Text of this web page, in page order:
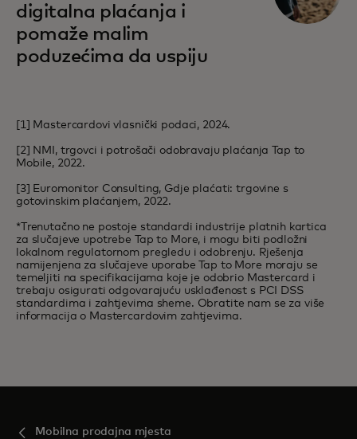
digitalna plaćanja i
pomaže malim
poduzećima da uspiju
[1] Mastercardovi vlasnički podaci, 2024.
[2] NMI, trgovci i potrošači odobravaju plaćanja Tap to
Mobile, 2022.
[3] Euromonitor Consulting, Gdje plaćati: trgovine s
gotovinskim plaćanjem, 2022.
*Trenutačno ne postoje standardi industrije platnih kartica
za slučajeve upotrebe Tap to More, i mogu biti podložni
lokalnom regulatornom pregledu i odobrenju. Rješenja
namijenjena za slučajeve uporabe Tap to More moraju se
temeljiti na specifikacijama koje je odobrio Mastercard i
trebaju osigurati odgovarajuću usklađenost s PCI DSS
standardima i zahtjevima sheme. Obratite nam se za više
informacija o Mastercardovim zahtjevima.
Mobilna prodajna mjesta